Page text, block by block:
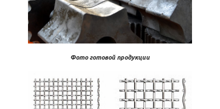
Фото готовой продукции